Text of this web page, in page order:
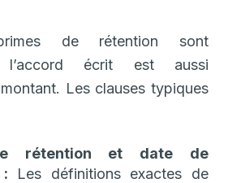
de rétention sont
l’accord écrit est aussi
Les clauses typiques
rétention et date de
Les définitions exactes de